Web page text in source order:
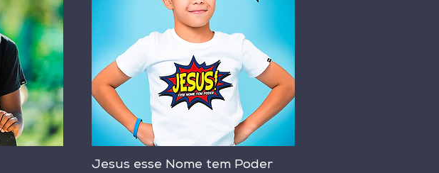
Jesus esse Nome tem Poder